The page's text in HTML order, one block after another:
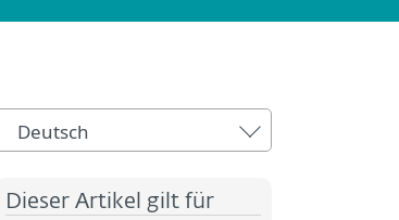
Deutsch
Dieser Artikel gilt für